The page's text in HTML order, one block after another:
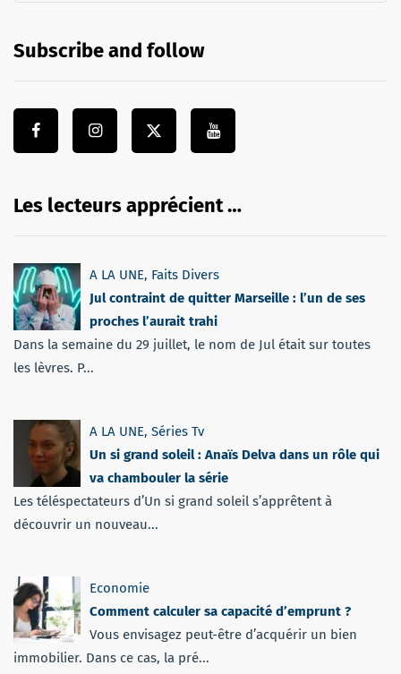
Subscribe and follow
Les lecteurs apprécient …
A LA UNE, Faits Divers
Jul contraint de quitter Marseille : l’un de ses
proches l’aurait trahi
Dans la semaine du 29 juillet, le nom de Jul était sur toutes
les lèvres. P...
A LA UNE, Séries Tv
Un si grand soleil : Anaïs Delva dans un rôle qui
va chambouler la série
Les téléspectateurs d’Un si grand soleil s’apprêtent à
découvrir un nouveau...
Economie
Comment calculer sa capacité d’emprunt ?
Vous envisagez peut-être d’acquérir un bien
immobilier. Dans ce cas, la pré...